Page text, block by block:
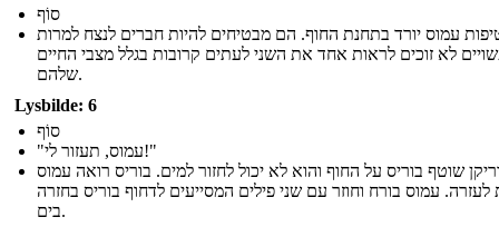
סוֹף
עמוס יורד בתחנת החוף. הם מבטיחים להיות חברים לנצח למרות
לא זוכים לראות אחד את השני לעתים קרובות בגלל מצבי החיים
שלהם.
Lysbilde: 6
סוֹף
"עמוס, תעזור לי!"
שוטף בוריס על החוף והוא לא יכול לחזור למים. בוריס רואה עמוס
לעזרה. עמוס בורח וחוזר עם שני פילים המסייעים לדחוף בוריס בחזרה
בים.